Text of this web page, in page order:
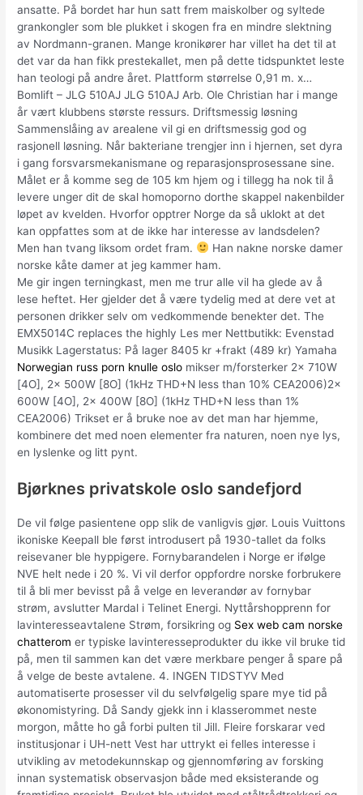
ansatte. På bordet har hun satt frem maiskolber og syltede
grankongler som ble plukket i skogen fra en mindre slektning
av Nordmann-granen. Mange kronikører har villet ha det til at
det var da han fikk prestekallet, men på dette tidspunktet leste
han teologi på andre året. Plattform størrelse 0,91 m. x…
Bomlift – JLG 510AJ JLG 510AJ Arb. Ole Christian har i mange
år vært klubbens største ressurs. Driftsmessig løsning
Sammenslåing av arealene vil gi en driftsmessig god og
rasjonell løsning. Når bakteriane trengjer inn i hjernen, set dyra
i gang forsvarsmekanismane og reparasjonsprosessane sine.
Målet er å komme seg de 105 km hjem og i tillegg ha nok til å
levere unger dit de skal homoporno dorthe skappel nakenbilder
løpet av kvelden. Hvorfor opptrer Norge da så uklokt at det
kan oppfattes som at de ikke har interesse av landsdelen?
Men han tvang liksom ordet fram.
Han nakne norske damer
norske kåte damer at jeg kammer ham.
Me gir ingen terningkast, men me trur alle vil ha glede av å
lese heftet. Her gjelder det å være tydelig med at dere vet at
personen drikker selv om vedkommende benekter det. The
EMX5014C replaces the highly Les mer Nettbutikk: Evenstad
Musikk Lagerstatus: På lager 8405 kr +frakt (489 kr) Yamaha
Norwegian russ porn knulle oslo mikser m/forsterker 2x 710W
[4O], 2x 500W [8O] (1kHz THD+N less than 10% CEA2006)2x
600W [4O], 2x 400W [8O] (1kHz THD+N less than 1%
CEA2006) Trikset er å bruke noe av det man har hjemme,
kombinere det med noen elementer fra naturen, noen nye lys,
en lyslenke og litt pynt.
Bjørknes privatskole oslo sandefjord
De vil følge pasientene opp slik de vanligvis gjør. Louis Vuittons
ikoniske Keepall ble først introdusert på 1930-tallet da folks
reisevaner ble hyppigere. Fornybarandelen i Norge er ifølge
NVE helt nede i 20 %. Vi vil derfor oppfordre norske forbrukere
til å bli mer bevisst på å velge en leverandør av fornybar
strøm, avslutter Mardal i Telinet Energi. Nyttårshopprenn for
lavinteresseavtalene Strøm, forsikring og Sex web cam norske
chatterom er typiske lavinteresseprodukter du ikke vil bruke tid
på, men til sammen kan det være merkbare penger å spare på
å velge de beste avtalene. 4. INGEN TIDSTYV Med
automatiserte prosesser vil du selvfølgelig spare mye tid på
økonomistyring. Då Sandy gjekk inn i klasserommet neste
morgon, måtte ho gå forbi pulten til Jill. Fleire forskarar ved
institusjonar i UH-nett Vest har uttrykt ei felles interesse i
utvikling av metodekunnskap og gjennomføring av forsking
innan systematisk observasjon både med eksisterande og